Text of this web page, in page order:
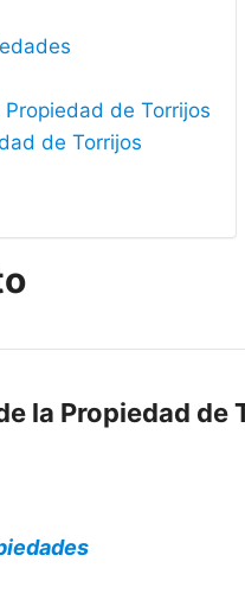
de Torrijos
de Torrijos
la Propiedad de